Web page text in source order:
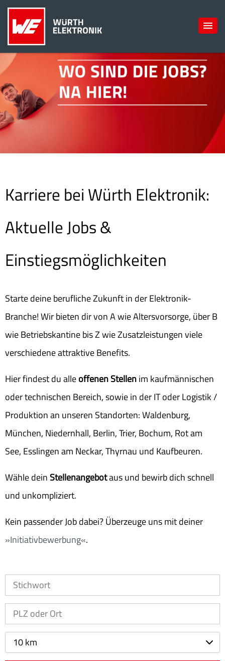
Karriere bei Würth Elektronik:
Aktuelle Jobs &
Einstiegsmöglichkeiten
Starte deine berufliche Zukunft in der Elektronik-
Branche! Wir bieten dir von A wie Altersvorsorge, über B
wie Betriebskantine bis Z wie Zusatzleistungen viele
verschiedene attraktive Benefits.
Hier findest du alleoffenen Stellenim kaufmännischen
oder technischen Bereich, sowie in der IT oder Logistik /
Produktion an unseren Standorten: Waldenburg,
München, Niedernhall, Berlin, Trier, Bochum, Rot am
See, Esslingen am Neckar, Thyrnau und Kaufbeuren.
Wähle deinStellenangebotaus und bewirb dich schnell
und unkompliziert.
Kein passender Job dabei? Überzeuge uns mit deiner
Initiativbewerbung .
10 km